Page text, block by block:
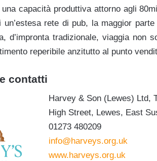
capacità produttiva attorno agli
rete di pub, la maggior
d’impronta tradizionale, viaggia
reperibile anzitutto al punto
contatti
Harvey & Son (Lewes) Ltd,
High Street, Lewes, East
01273 480209
info@harveys.org.uk
www.harveys.org.uk